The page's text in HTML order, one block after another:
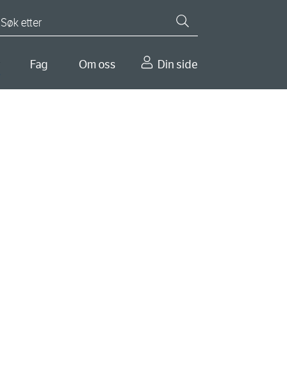
Fag Om oss Din side